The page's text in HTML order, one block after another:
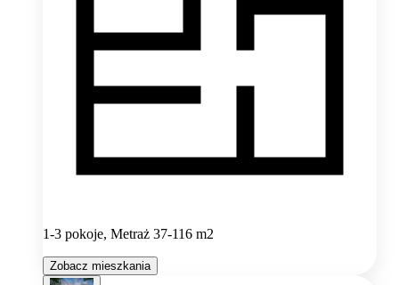
1-3 pokoje, Metraż 37-116 m2
Zobacz mieszkania